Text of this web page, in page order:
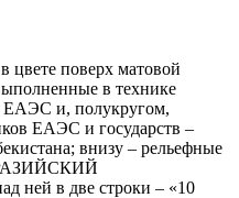
поверх матовой
в технике
ЕАЭС и, полукругом,
ЕАЭС и государств –
внизу – рельефные
в две строки – «10